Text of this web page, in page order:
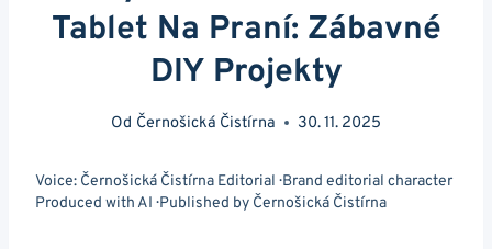
Tablet Na Praní: Zábavné
DIY Projekty
Od Černošická Čistírna 30. 11. 2025
Voice: Černošická Čistírna Editorial · Brand editorial character
Produced with AI · Published by Černošická Čistírna